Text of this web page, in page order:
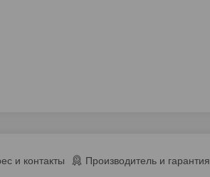
и контакты Производитель и гарантия